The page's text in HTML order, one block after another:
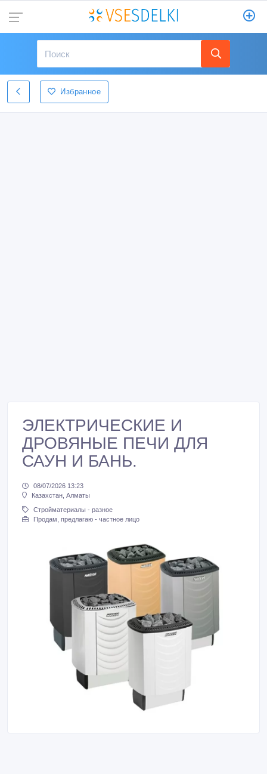
Избранное
ЭЛЕКТРИЧЕСКИЕ И
ДРОВЯНЫЕ ПЕЧИ ДЛЯ
САУН И БАНЬ.
08/07/2026 13:23
Казахстан, Алматы
Стройматериалы - разное
Продам, предлагаю - частное лицо